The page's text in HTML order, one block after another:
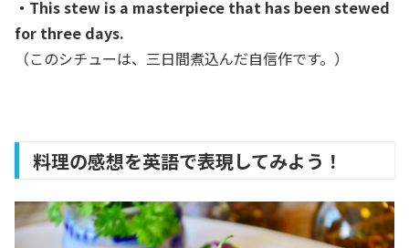
・This stew is a masterpiece that has been stewed
for three days.
（このシチューは、三日間煮込んだ自信作です。）
料理の感想を英語で表現してみよう！